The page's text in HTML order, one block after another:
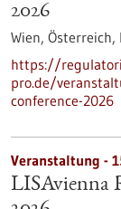
2026
Wien, Österreich,
https://
pro.de/
conference-2026
Veranstaltung -
LISAvienna